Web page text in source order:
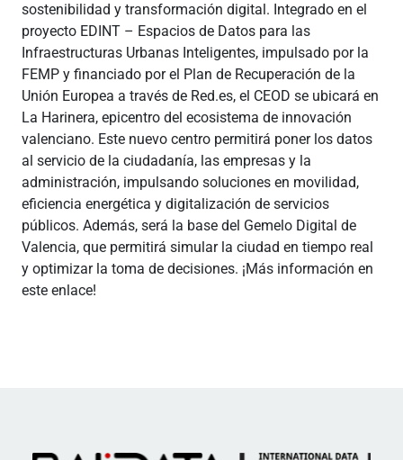
sostenibilidad y transformación digital. Integrado en el
proyecto EDINT – Espacios de Datos para las
Infraestructuras Urbanas Inteligentes, impulsado por la
FEMP y financiado por el Plan de Recuperación de la
Unión Europea a través de Red.es, el CEOD se ubicará en
La Harinera, epicentro del ecosistema de innovación
valenciano. Este nuevo centro permitirá poner los datos
al servicio de la ciudadanía, las empresas y la
administración, impulsando soluciones en movilidad,
eficiencia energética y digitalización de servicios
públicos. Además, será la base del Gemelo Digital de
Valencia, que permitirá simular la ciudad en tiempo real
y optimizar la toma de decisiones. ¡Más información en
este enlace!